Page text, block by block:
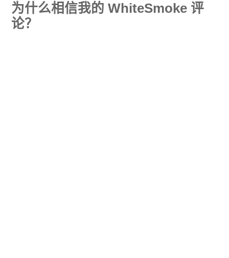
为什么相信我的 WhiteSmoke 评
论？